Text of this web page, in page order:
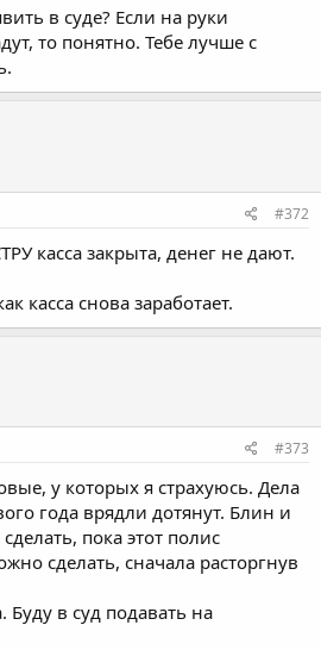
в суде? Если на руки
то понятно. Тебе лучше с
#372
касса закрыта, денег не дают.
касса снова заработает.
#373
у которых я страхуюсь. Дела
года врядли дотянут. Блин и
пока этот полис
сделать, сначала расторгнув
Буду в суд подавать на